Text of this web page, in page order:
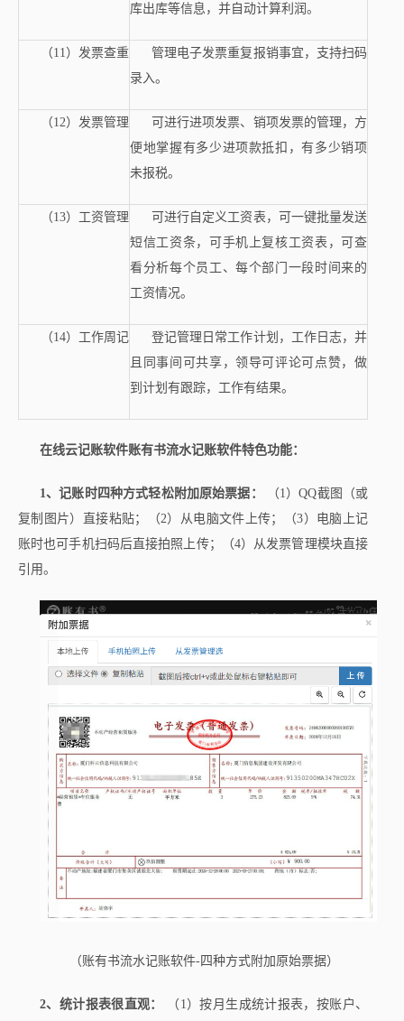
库出库等信息，并自动计算利润。
（11）发票查重
管理电子发票重复报销事宜，支持扫码
录入。
（12）发票管理
可进行进项发票、销项发票的管理，方
便地掌握有多少进项款抵扣，有多少销项
未报税。
（13）工资管理
可进行自定义工资表，可一键批量发送
短信工资条，可手机上复核工资表，可查
看分析每个员工、每个部门一段时间来的
工资情况。
（14）工作周记
登记管理日常工作计划，工作日志，并
且同事间可共享，领导可评论可点赞，做
到计划有跟踪，工作有结果。
在线云记账软件账有书流水记账软件特色功能：
1、记账时四种方式轻松附加原始票据：
（1）QQ截图（或
复制图片）直接粘贴；（2）从电脑文件上传；（3）电脑上记
账时也可手机扫码后直接拍照上传；（4）从发票管理模块直接
引用。
（账有书流水记账软件-四种方式附加原始票据）
2、统计报表很直观：
（1）按月生成统计报表，按账户、